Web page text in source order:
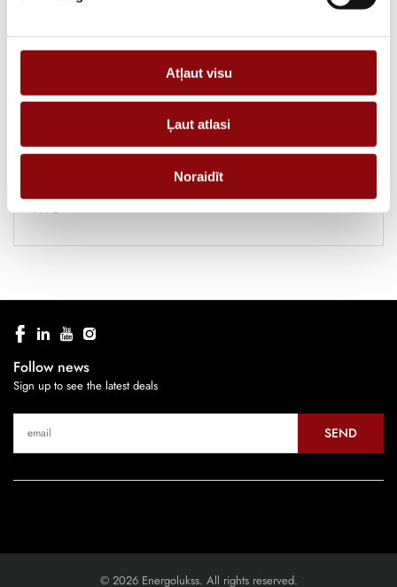
Atļaut visu
Ļaut atlasi
Noraidīt
Information
WEIGHT 0.2 kg
TYPE
Follow news
Sign up to see the latest deals
SEND
© 2026 Energolukss. All rights reserved.